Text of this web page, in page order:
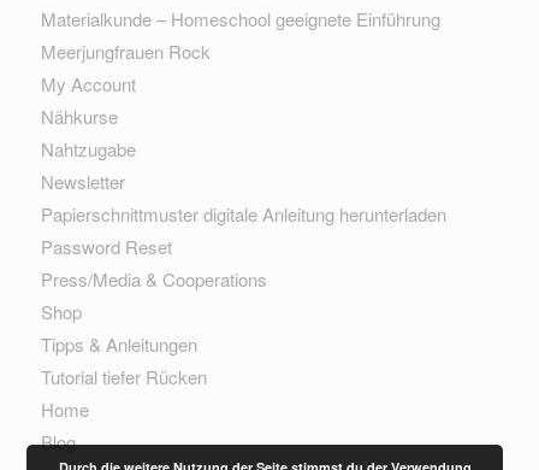
Materialkunde – Homeschool geeignete Einführung
Meerjungfrauen Rock
My Account
Nähkurse
Nahtzugabe
Newsletter
Papierschnittmuster digitale Anleitung herunterladen
Password Reset
Press/Media & Cooperations
Shop
Tipps & Anleitungen
Tutorial tiefer Rücken
Home
Blog